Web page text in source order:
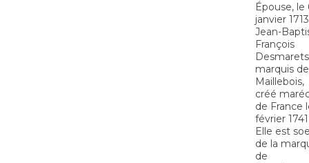
Épouse, le
janvier
Jean-
François
marquis de
Maillebois,
créé
de France
février
Elle est
de la
de